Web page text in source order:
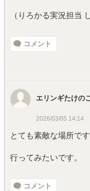
（りろかる実況担当
コメント
エリンギたけの
2026/03/05 14:14
とても素敵な場所です
行ってみたいです。
コメント